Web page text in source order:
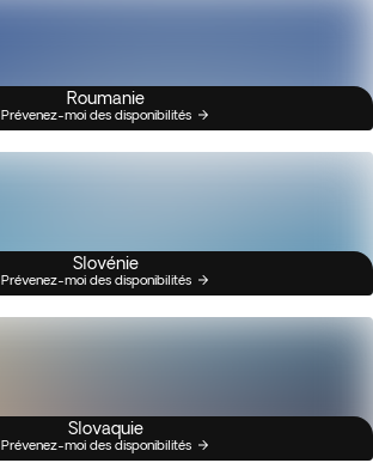
Roumanie
Prévenez-moi des disponibilités
Slovénie
Prévenez-moi des disponibilités
Slovaquie
Prévenez-moi des disponibilités